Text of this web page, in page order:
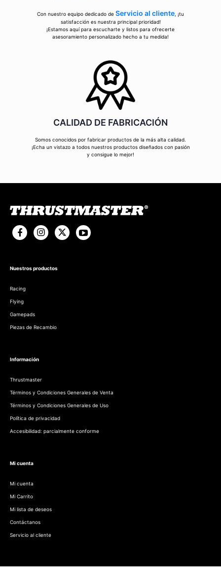
Con nuestro equipo dedicado de Servicio al cliente , ¡tu
satisfacción es nuestra principal prioridad!
¡Estamos aquí para escucharte y listos para ofrecerte
asesoramiento personalizado hecho a tu medida!
CALIDAD DE FABRICACIÓN
Somos conocidos por fabricar productos de la más alta calidad.
¡Echa un vistazo a todos nuestros productos diseñados con pasión
y consigue lo mejor!
Nuestros productos
Racing
Flying
Gamepads
Piezas de Recambio
Información
Thrustmaster
Términos y Condiciones Generales de Venta
Términos y Condiciones Generales de Uso
Política de privacidad
Accesibilidad: parcialmente conforme
Mi cuenta
Mi cuenta
Mi Carrito
Mi lista de deseos
Contáctanos
Servicio al cliente